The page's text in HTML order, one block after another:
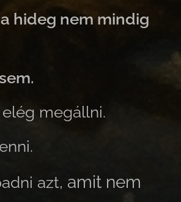
hideg nem mindig
megállni.
azt, amit nem